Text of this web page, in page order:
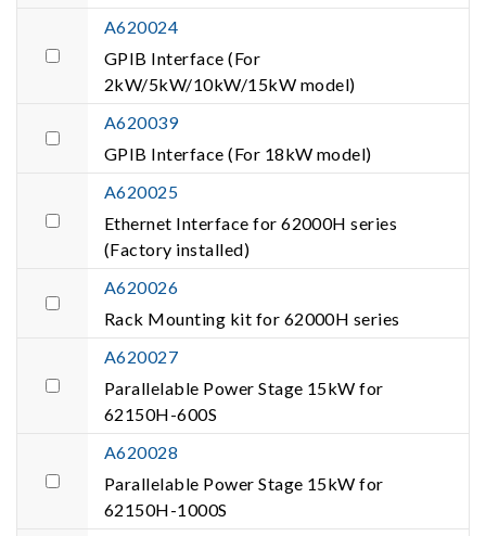
A620024
GPIB Interface (For
2kW/5kW/10kW/15kW model)
A620039
GPIB Interface (For 18kW model)
A620025
Ethernet Interface for 62000H series
(Factory installed)
A620026
Rack Mounting kit for 62000H series
A620027
Parallelable Power Stage 15kW for
62150H-600S
A620028
Parallelable Power Stage 15kW for
62150H-1000S